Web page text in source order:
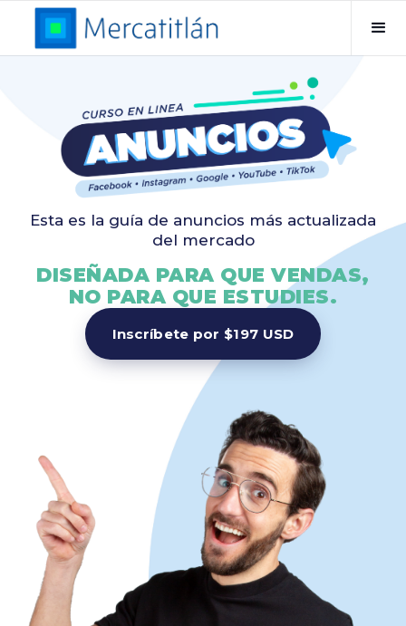
Esta es la guía de anuncios más actualizada
del mercado
DISEÑADA PARA QUE VENDAS,
NO PARA QUE ESTUDIES.
Inscríbete por $197 USD